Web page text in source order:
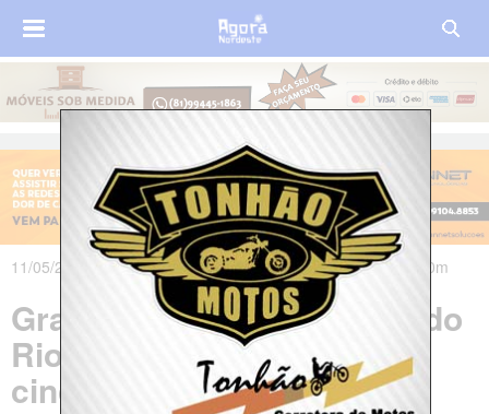
11/05/2025 às 12h04m - Atualizado em 12/05/2025 às 12h10m
Grave acidente no interior do
Rio Grande do Norte deixa
cinco mortos e três feridos